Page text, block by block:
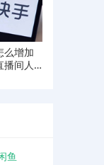
么增加
播间人
鱼